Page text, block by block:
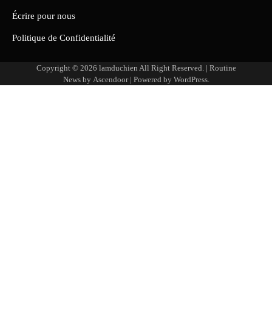
Écrire pour nous
Politique de Confidentialité
Copyright © 2026 lamduchien All Right Reserved. | Routine
News by Ascendoor| Powered by WordPress.